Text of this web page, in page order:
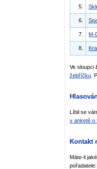
5.
6.
7. M-
8.
Ve sloupci
žebříčku .
Líbil se
v anketě o
Kontakt
Máte-li
pořadatele: